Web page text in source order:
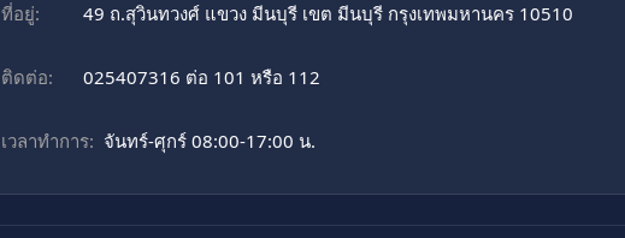
ที่อยู่: 49 ถ.สุวินทวงศ์ แขวง มีนบุรี เขต มีนบุรี กรุงเทพมหานคร 10510
ติดต่อ: 025407316 ต่อ 101 หรือ 112
เวลาทำการ: จันทร์-ศุกร์ 08:00-17:00 น.